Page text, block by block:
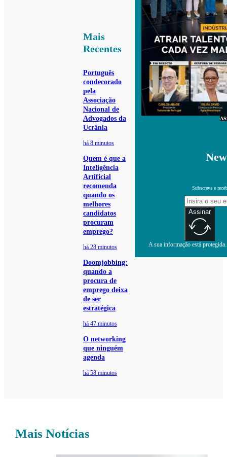
Mais
Recentes
Português
condecorado
pela
Associação
Nacional de
Advogados da
Ucrânia
há 8 minutos
Quem é que a
Inteligência
Artificial
recomenda
quando os
melhores
candidatos
procuram
emprego?
há 28 minutos
Doomjobbing:
quando a
procura de
emprego deixa
de ser
estratégica
há 47 minutos
O networking
que ninguém
agenda
há 58 minutos
Subscreva e
Assinar
A sua informação está
Mais Notícias